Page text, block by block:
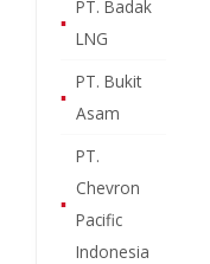
▪
PT. Badak
LNG
▪
PT. Bukit
Asam
▪
PT.
Chevron
Pacific
Indonesia